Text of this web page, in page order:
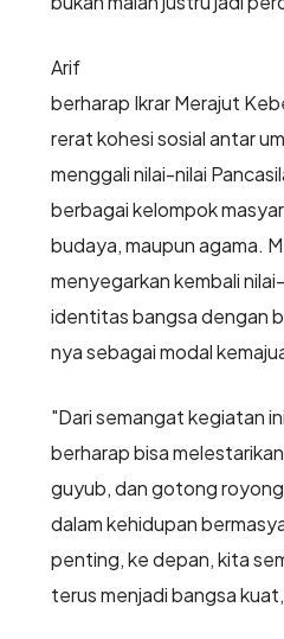
Arif
berharap Ikrar Merajut
rerat kohesi sosial antar
menggali nilai-nilai
berbagai kelompok
budaya, maupun agama.
menyegarkan kembali nilai-
identitas bangsa dengan
nya sebagai modal
"Dari semangat kegiatan
berharap bisa
guyub, dan gotong royong
dalam kehidupan
penting, ke depan, kita
terus menjadi bangsa